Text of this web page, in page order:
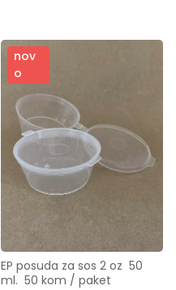
nov
o
EP posuda za sos 2 oz  50
ml.  50 kom / paket